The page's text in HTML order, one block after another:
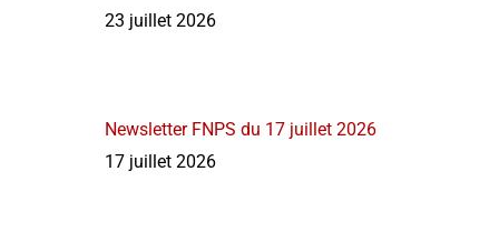
23 juillet 2026
Newsletter FNPS du 17 juillet 2026
17 juillet 2026